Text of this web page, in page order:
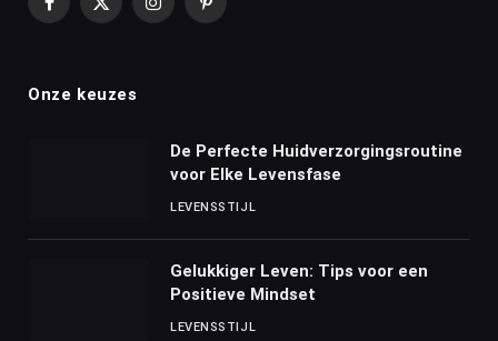
Facebook
X
InstagramPinterest
Onze keuzes
De Perfecte Huidverzorgingsroutine
voor Elke Levensfase
LEVENSSTIJL
Gelukkiger Leven: Tips voor een
Positieve Mindset
LEVENSSTIJL